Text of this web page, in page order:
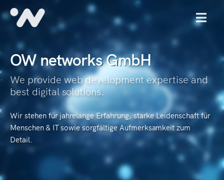
MENU
OW networks GmbH
We provide web development expertise and
best digital solutions.
Wir stehen für jahrelange Erfahrung, starke Leidenschaft für
Menschen & IT sowie sorgfältige Aufmerksamkeit zum
Detail.